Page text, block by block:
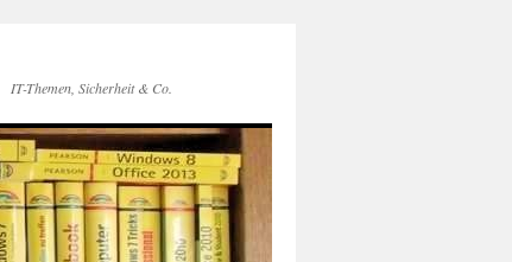
IT-Themen, Sicherheit & Co.